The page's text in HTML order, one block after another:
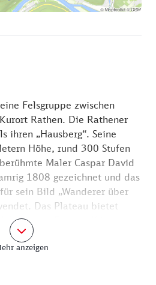
Felsgruppe zwischen
Rathen. Die Rathener
ihren „Hausberg“. Seine
Höhe, rund 300 Stufen
Maler Caspar David
1808 gezeichnet und das
sein Bild „Wanderer über
Das Plateau bietet
Festung Königstein,
Schauen Sie auch noch
hinein, die Sie in Sichtweite
Fuß der Südseite finden.
Auswaschungen des
anzeigen